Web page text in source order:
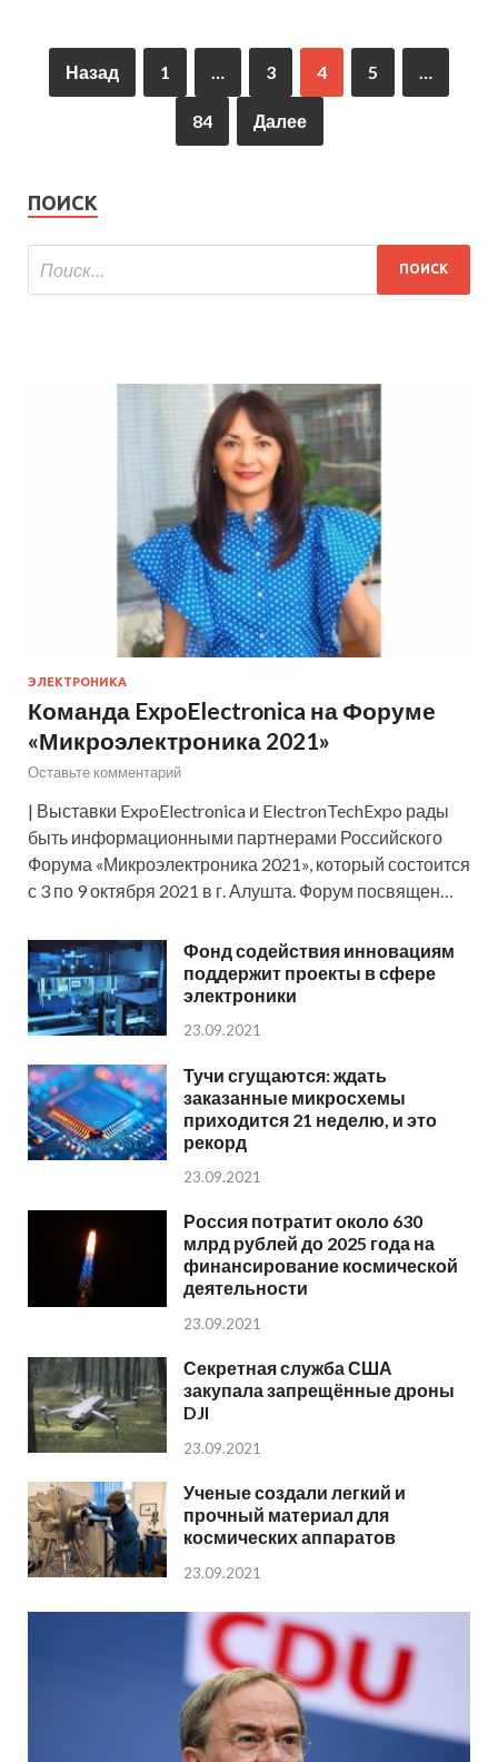
Назад 1 3 4 5
84 Далее
ПОИСК
ЭЛЕКТРОНИКА
Команда ExpoElectronica на Форуме
«Микроэлектроника 2021»
Оставьте комментарий
| Выставки ExpoElectronica и ElectronTechExpo рады
быть информационными партнерами Российского
Форума «Микроэлектроника 2021», который состоится
с 3 по 9 октября 2021 в г. Алушта. Форум посвящен…
Фонд содействия инновациям
поддержит проекты в сфере
электроники
23.09.2021
Тучи сгущаются: ждать
заказанные микросхемы
приходится 21 неделю, и это
рекорд
23.09.2021
Россия потратит около 630
млрд рублей до 2025 года на
финансирование космической
деятельности
23.09.2021
Секретная служба США
закупала запрещённые дроны
DJI
23.09.2021
Ученые создали легкий и
прочный материал для
космических аппаратов
23.09.2021